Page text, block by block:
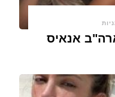
אנאיס